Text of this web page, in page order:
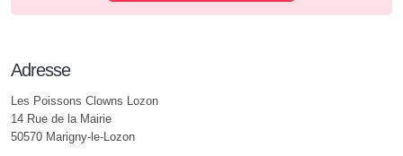
Adresse
Les Poissons Clowns Lozon
14 Rue de la Mairie
50570 Marigny-le-Lozon